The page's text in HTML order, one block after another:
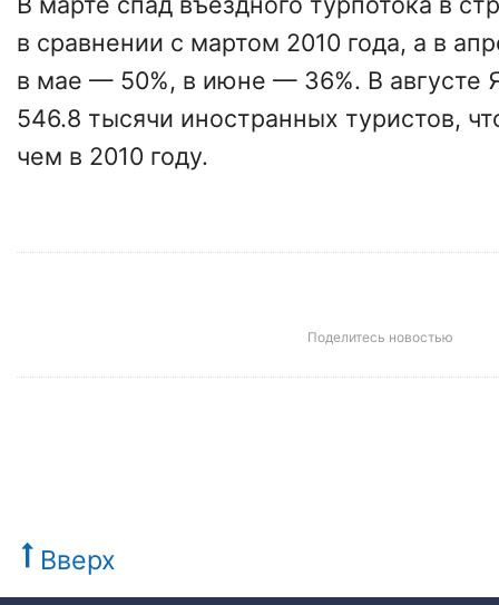
в сравнении с мартом 2010 года, а в
в мае — 50%, в июне — 36%. В августе
546.8 тысячи иностранных туристов,
чем в 2010 году.
Поделитесь новостью
Вверх